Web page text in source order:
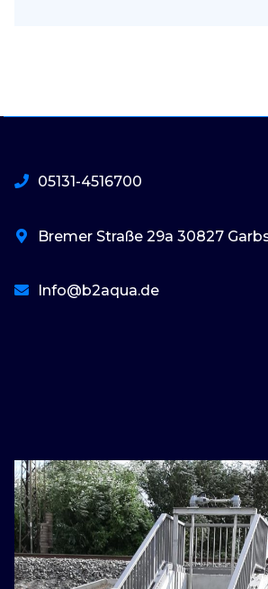
05131-4516700
Bremer Straße 29a 30827
Info@b2aqua.de